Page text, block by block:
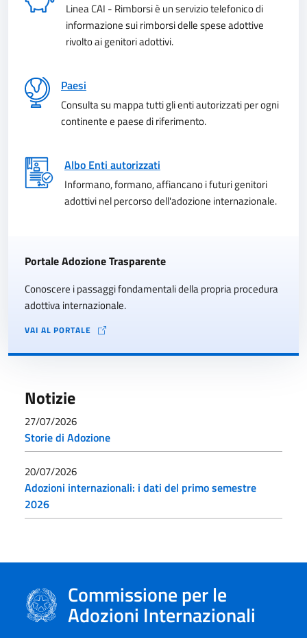
Linea CAI - Rimborsi è un servizio telefonico di
informazione sui rimborsi delle spese adottive
rivolto ai genitori adottivi.
Paesi
Consulta su mappa tutti gli enti autorizzati per ogni
continente e paese di riferimento.
Albo Enti autorizzati
Informano, formano, affiancano i futuri genitori
adottivi nel percorso dell'adozione internazionale.
Portale Adozione Trasparente
Conoscere i passaggi fondamentali della propria procedura
adottiva internazionale.
VAI AL PORTALE
Notizie
27/07/2026
Storie di Adozione
20/07/2026
Adozioni internazionali: i dati del primo semestre
2026
Commissione per le
Adozioni Internazionali